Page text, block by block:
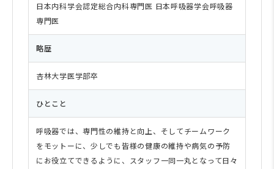
日本内科学会認定総合内科専門医 日本呼吸器学会呼吸器
専門医
略歴
杏林大学医学部卒
ひとこと
呼吸器では、専門性の維持と向上、そしてチームワーク
をモットーに、少しでも皆様の健康の維持や病気の予防
にお役立てできるように、スタッフ一同一丸となって日々